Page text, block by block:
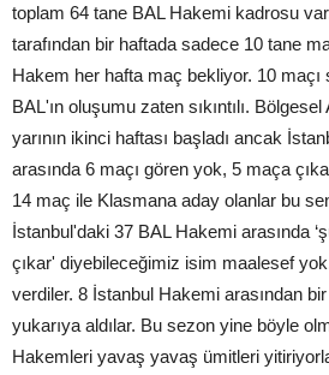
toplam 64 tane BAL Hakemi kadrosu
tarafından bir haftada sadece 10 tane
Hakem her hafta maç bekliyor. 10
BAL'ın oluşumu zaten sıkıntılı.
yarının ikinci haftası başladı ancak
arasında 6 maçı gören yok, 5 maça
14 maç ile Klasmana aday olanlar bu
İstanbul'daki 37 BAL Hakemi arasında
çıkar' diyebileceğimiz isim maalesef
verdiler. 8 İstanbul Hakemi arasından
yukarıya aldılar. Bu sezon yine böyle
Hakemleri yavaş yavaş ümitleri